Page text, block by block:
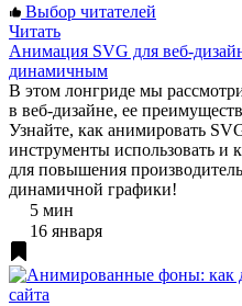
Выбор читателей
Читать
Анимация SVG для веб-
динамичным
В этом лонгриде мы
в веб-дизайне, ее
Узнайте, как анимировать
инструменты использовать и
для повышения
динамичной графики!
5 мин
16 января